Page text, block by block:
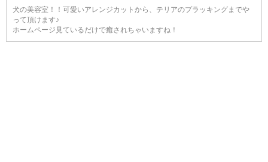
犬の美容室！！可愛いアレンジカットから、テリアのプラッキングまでや
って頂けます♪
ホームページ見ているだけで癒されちゃいますね！